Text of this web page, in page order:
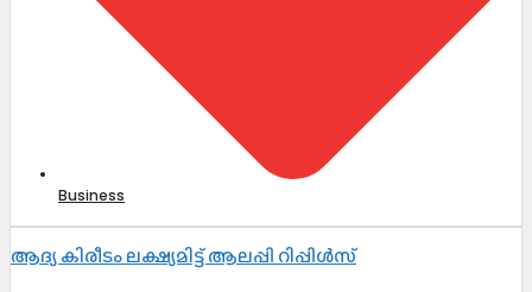
Business
ആദ്യ കിരീടം ലക്ഷ്യമിട്ട് ആലപ്പി റിപ്പിൾസ്